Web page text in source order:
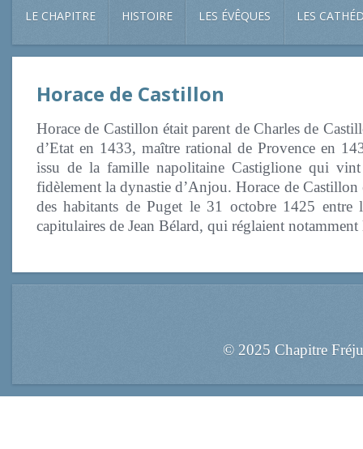
LE CHAPITRE HISTOIRE LES ÉVÊQUES LES
Horace de Castillon
Horace de Castillon était parent de Charles de
d’Etat en 1433, maître rational de Provence en
issu de la famille napolitaine Castiglione qui
fidèlement la dynastie d’Anjou. Horace de
des habitants de Puget le 31 octobre 1425 entre
capitulaires de Jean Bélard, qui réglaient
© 2025 Chapitre